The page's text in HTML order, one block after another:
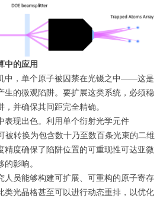
中的应用
中，单个原子被囚禁在光镊之中——这是
生的微观陷阱。要扩展这类系统，必须稳
并确保其间距完全精确。
表现出色。利用单个衍射光学元件
被转换为包含数十乃至数百条光束的二维
精度确保了陷阱位置的可重现性可达亚微
影响。
人员能够构建可扩展、可重构的原子寄存
类光晶格甚至可以进行动态重排，以优化